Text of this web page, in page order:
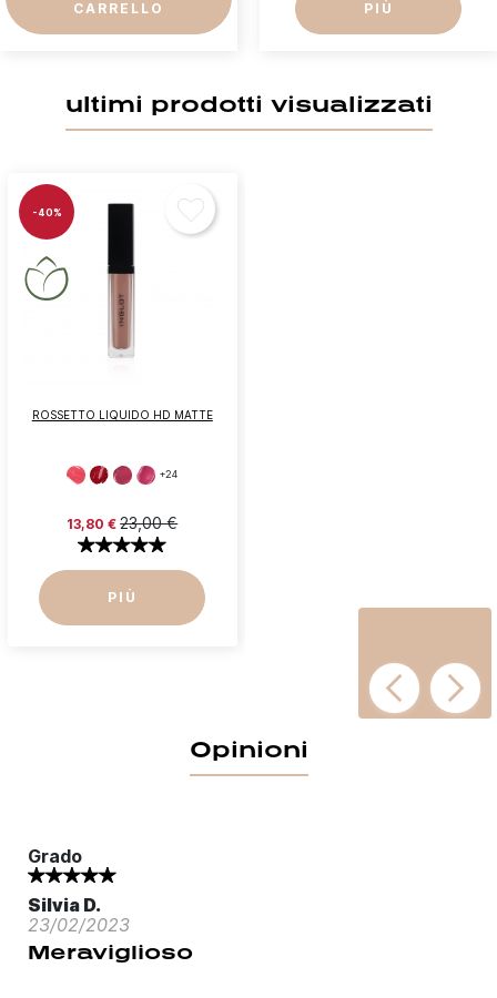
CARRELLO PIÙ
ultimi prodotti visualizzati
ROSSETTO LIQUIDO HD MATTE
+24
13,80 € 23,00 €
PIÙ
-40%
Opinioni
Grado
Silvia D.
23/02/2023
Meraviglioso